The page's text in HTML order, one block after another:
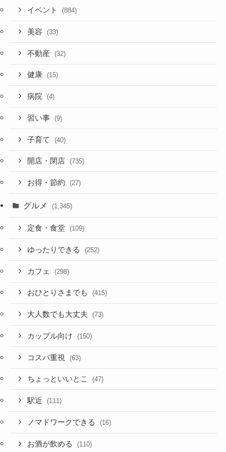
イベント (884)
美容 (33)
不動産 (32)
健康 (15)
病院 (4)
習い事 (9)
子育て (40)
開店・閉店 (735)
お得・節約 (27)
グルメ (1,345)
定食・食堂 (109)
ゆったりできる (252)
カフェ (298)
おひとりさまでも (415)
大人数でも大丈夫 (73)
カップル向け (150)
コスパ重視 (63)
ちょっといいとこ (47)
駅近 (111)
ノマドワークできる (16)
お酒が飲める (110)